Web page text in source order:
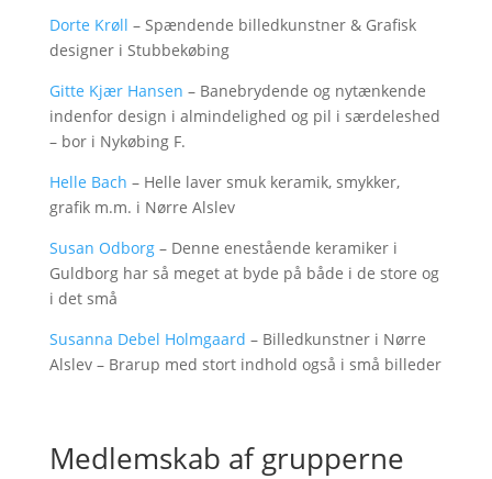
Dorte Krøll – Spændende billedkunstner & Grafisk
designer i Stubbekøbing
Gitte Kjær Hansen – Banebrydende og nytænkende
indenfor design i almindelighed og pil i særdeleshed
– bor i Nykøbing F.
Helle Bach – Helle laver smuk keramik, smykker,
grafik m.m. i Nørre Alslev
Susan Odborg– Denne enestående keramiker i
Guldborg har så meget at byde på både i de store og
i det små
Susanna Debel Holmgaard – Billedkunstner i Nørre
Alslev – Brarup med stort indhold også i små billeder
Medlemskab af grupperne